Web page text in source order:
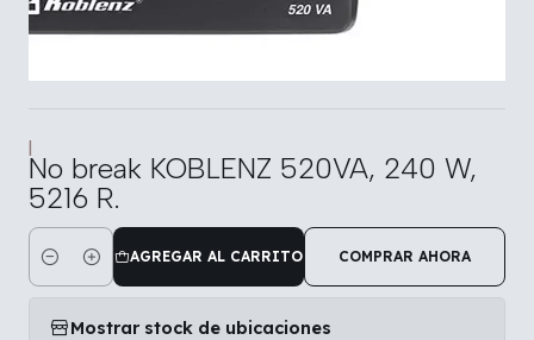
|
No break KOBLENZ 520VA, 240 W,
5216 R.
Cantidad
AGREGAR AL CARRITO COMPRAR AHORA
Mostrar stock de ubicaciones